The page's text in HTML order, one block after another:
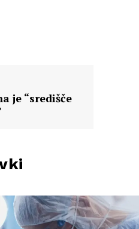
je “središče